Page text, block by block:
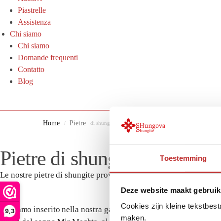
9,3
Toestemming
Deze website maakt
Cookies zijn kleine
maken.
Piastrelle
Assistenza
Chi siamo
Chi siamo
Domande frequenti
Contatto
Blog
Home / Pietre di shungite
Pietre di shungite
Le nostre pietre di shungite provengono direttamente
fa.
Abbiamo inserito nella nostra gamma una varietà di pietre di